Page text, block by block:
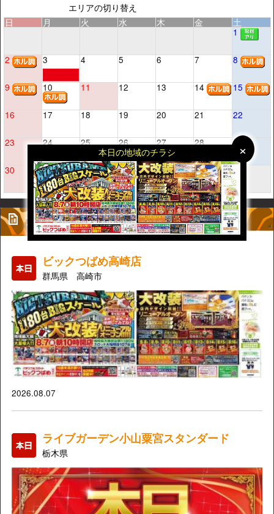
×
×
本日の地域のチラシ
エリアの切り替え
日
月 火 水 木 金
土
1
2 3 4 5 6 7 8
9 10 11 12 13 14 15
16 17 18 19 20 21 22
23 24 25 26 27 28 29
30 31
プレミアム
ビックつばめ高崎店
群馬県 高崎市
2026.08.07
ライブガーデン小山粟宮スタンダード
栃木県